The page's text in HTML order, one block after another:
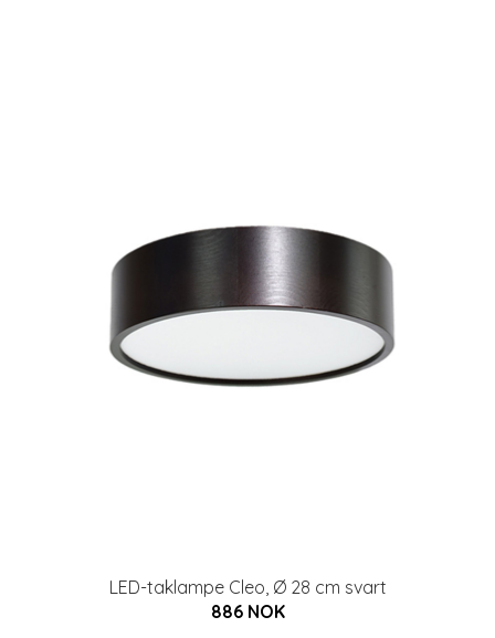
LED-taklampe Cleo, Ø 28 cm svart
886 NOK